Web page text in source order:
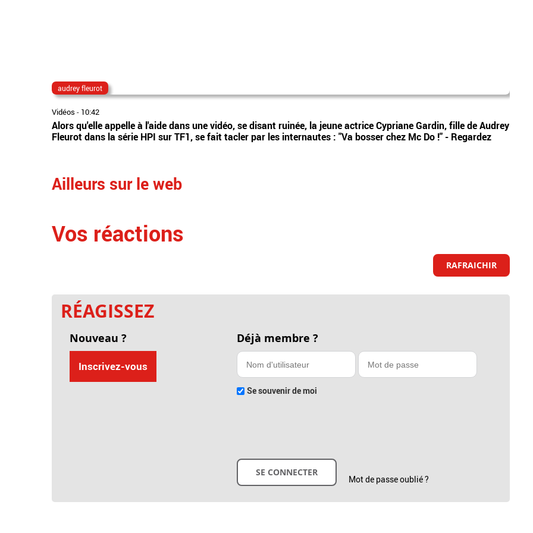
audrey fleurot
Vidéos - 10:42
Alors qu'elle appelle à l'aide dans une vidéo, se disant ruinée, la jeune actrice Cypriane Gardin, fille de Audrey
Fleurot dans la série HPI sur TF1, se fait tacler par les internautes : "Va bosser chez Mc Do !" - Regardez
Ailleurs sur le web
Vos réactions
RAFRAICHIR
RÉAGISSEZ
Nouveau ?
Inscrivez-vous
Déjà membre ?
Se souvenir de moi
Mot de passe oublié ?